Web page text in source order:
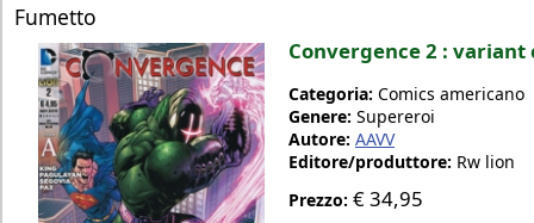
Fumetto
Convergence 2 : variant
Categoria: Comics americano
Genere: Supereroi
Autore: AAVV
Editore/produttore: Rw lion
Prezzo: €34,95